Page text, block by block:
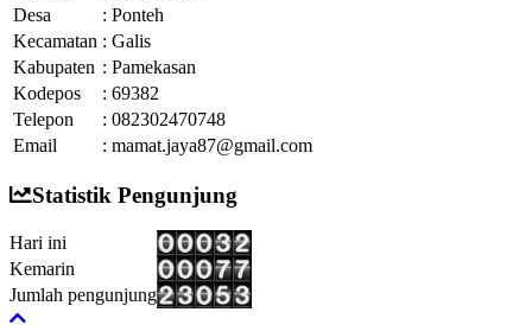
Desa
: Ponteh
Kecamatan : Galis
Kabupaten : Pamekasan
Kodepos
: 69382
Telepon
: 082302470748
Email
: mamat.jaya87@gmail.com
Statistik Pengunjung
Hari ini
Kemarin
Jumlah pengunjung